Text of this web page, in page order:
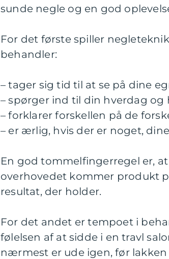
sunde negle og en god
For det første spiller
behandler:
– tager sig tid til at se på dine
– spørger ind til din hverdag
– forklarer forskellen på de
– er ærlig, hvis der er noget,
En god tommelfingerregel er,
overhovedet kommer produkt
resultat, der holder.
For det andet er tempoet i
følelsen af at sidde i en travl
nærmest er ude igen, før